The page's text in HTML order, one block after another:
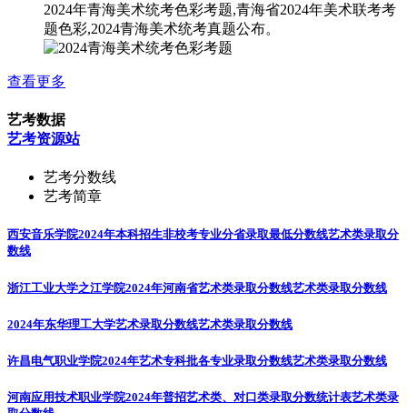
2024年青海美术统考色彩考题,青海省2024年美术联考考
题色彩,2024青海美术统考真题公布。
查看更多
艺考数据
艺考资源站
艺考分数线
艺考简章
西安音乐学院2024年本科招生非校考专业分省录取最低分数线艺术类录取分
数线
浙江工业大学之江学院2024年河南省艺术类录取分数线艺术类录取分数线
2024年东华理工大学艺术录取分数线艺术类录取分数线
许昌电气职业学院2024年艺术专科批各专业录取分数线艺术类录取分数线
河南应用技术职业学院2024年普招艺术类、对口类录取分数统计表艺术类录